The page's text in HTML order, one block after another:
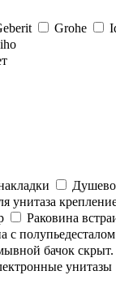
Grohe
унитаза
Раковина
с полупьедесталом
бачок
унитазы